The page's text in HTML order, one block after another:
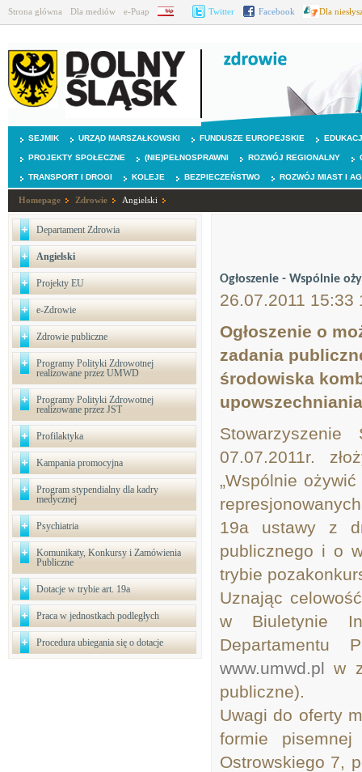
Strona główna Dla mediów e-Puap BIP Twitter Facebook Dla
SEJMIK URZĄD MARSZAŁKOWSKI FUNDUSZE EUROPEJSKIE
PROJEKTY SPOŁECZNE (NIE)PEŁNOSPRAWNI ROZWÓJ REGIONALNY
TRANSPORT I DROGI KOLEJE BEZPIECZEŃSTWO ROZWÓJ MIAST I
Homepage Zdrowie Angielski
Departament Zdrowia
Angielski
Projekty EU
e-Zdrowie
Zdrowie publiczne
Programy Polityki Zdrowotnej
realizowane przez UMWD
Programy Polityki Zdrowotnej
realizowane przez JST
Profilaktyka
Kampania promocyjna
Program stypendialny dla kadry
medycznej
Psychiatria
Komunikaty, Konkursy i Zamówienia
Publiczne
Dotacje w trybie art. 19a
Praca w jednostkach podległych
Procedura ubiegania się o dotacje
Ogłoszenie - Wspólnie
26.07.2011 15:33
Ogłoszenie o
zadania
środowiska
07.07.2011r.
„Wspólnie
19a ustawy z
publicznego i o
trybie
Uznając
w Biuletynie
Departamentu
www.umwd.pl w
publiczne).
Uwagi do oferty
formie
Ostrowskiego 7,